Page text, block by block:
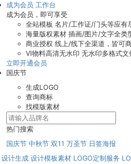
成为会员 工作台
成为会员，即可享受
全站模板 名片/工作证/门头等应有
海量版权素材 插画/图片/文字全类
商业授权 线上/线下全渠道，皆可
VI物料高清无水印 无水印多格式文
立即开通会员
国庆节
生成LOGO
查询商标
找模版素材
热门搜索
国庆节 中秋节 双11 万圣节 日签海报
设计生成 设计模板素材 LOGO定制服务